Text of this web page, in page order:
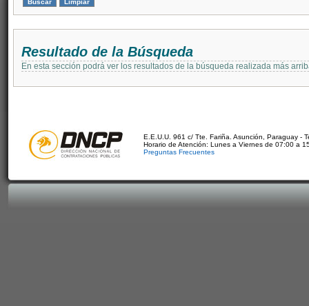
Resultado de la Búsqueda
En esta sección podrá ver los resultados de la búsqueda realizada más
E.E.U.U. 961 c/ Tte. Fariña. Asunción, Paraguay -
Horario de Atención: Lunes a Viernes de 07:00 a
Preguntas Frecuentes